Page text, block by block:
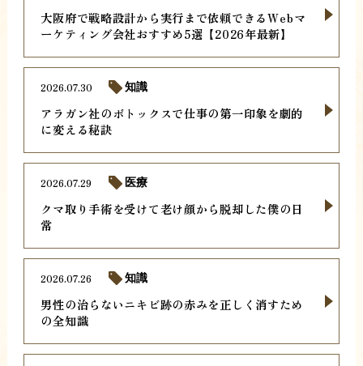
大阪府で戦略設計から実行まで依頼できるWebマ
ーケティング会社おすすめ5選【2026年最新】
アラガン社のボトックスで仕事の第一印象を劇的
に変える秘訣
2026.07.30 知識
クマ取り手術を受けて老け顔から脱却した僕の日
常
2026.07.29 医療
男性の治らないニキビ跡の赤みを正しく消すため
の全知識
2026.07.26 知識